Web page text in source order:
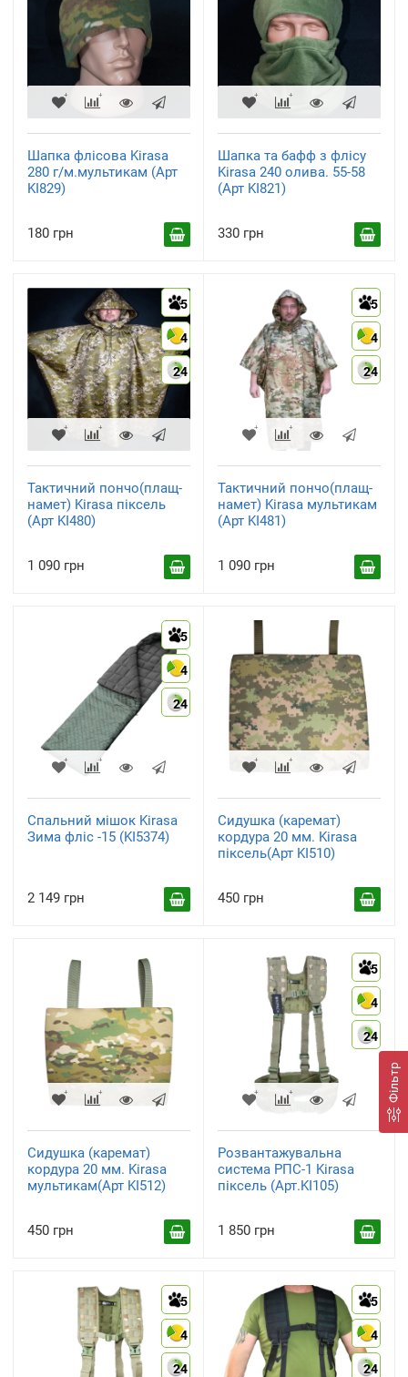
Фільтр
Шапка флісова Kirasa
280 г/м.мультикам (Арт
KI829)
180 грн
Шапка та бафф з флісу
Kirasa 240 олива. 55-58
(Арт KI821)
330 грн
5
4
24
Тактичний пончо(плащ-
намет) Kirasa піксель
(Арт KI480)
1 090 грн
5
4
24
Тактичний пончо(плащ-
намет) Kirasa мультикам
(Арт KI481)
1 090 грн
5
4
24
Спальний мішок Kirasa
Зима фліс -15 (KI5374)
2 149 грн
Сидушка (каремат)
кордура 20 мм. Kirasa
піксель(Арт KI510)
450 грн
Сидушка (каремат)
кордура 20 мм. Kirasa
мультикам(Арт KI512)
450 грн
5
4
24
Розвантажувальна
система РПС-1 Kirasa
піксель (Арт.KI105)
1 850 грн
5
4
24
5
4
24